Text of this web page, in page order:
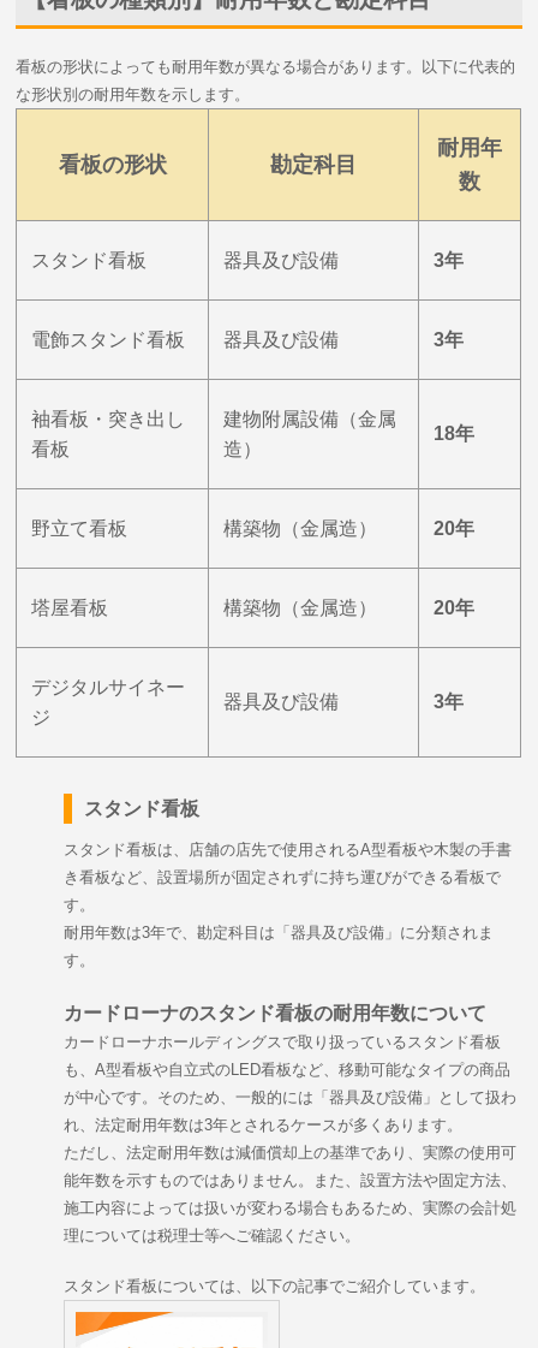
看板の形状によっても耐用年数が異なる場合があります。以下に代表的
な形状別の耐用年数を示します。
看板の形状 勘定科目
耐用年
数
スタンド看板 器具及び設備 3年
電飾スタンド看板 器具及び設備 3年
袖看板・突き出し
看板
建物附属設備（金属
造）
18年
野立て看板 構築物（金属造） 20年
塔屋看板 構築物（金属造） 20年
デジタルサイネー
ジ
器具及び設備 3年
スタンド看板
スタンド看板は、店舗の店先で使用されるA型看板や木製の手書
き看板など、設置場所が固定されずに持ち運びができる看板で
す。
耐用年数は3年で、勘定科目は「器具及び設備」に分類されま
す。
カードローナのスタンド看板の耐用年数について
カードローナホールディングスで取り扱っているスタンド看板
も、A型看板や自立式のLED看板など、移動可能なタイプの商品
が中心です。そのため、一般的には「器具及び設備」として扱わ
れ、法定耐用年数は3年とされるケースが多くあります。
ただし、法定耐用年数は減価償却上の基準であり、実際の使用可
能年数を示すものではありません。また、設置方法や固定方法、
施工内容によっては扱いが変わる場合もあるため、実際の会計処
理については税理士等へご確認ください。
スタンド看板については、以下の記事でご紹介しています。